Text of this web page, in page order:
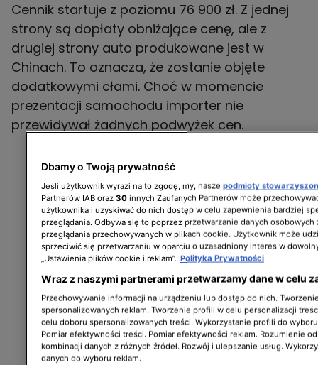
Cennik startuje z poziomu 76 900 zł. Z jednej
strony są dopłaty obniżające cenę, ale z
drugiej strony auto produkowane jest w
Chinach. To oznacza, że zostanie objęte
dodatkowymi cłami. Choć w momencie
prezentacji samochodu importer nie
przewidywał żadnych podwyżek cen.
Dbamy o Twoją prywatność
Jeśli użytkownik wyrazi na to zgodę, my, nasze podmioty
Partnerów IAB oraz 30 innych Zaufanych Partnerów może
użytkownika i uzyskiwać do nich dostęp w celu zapewnienia bardziej
przeglądania. Odbywa się to poprzez przetwarzanie danych osobowych
przeglądania przechowywanych w plikach cookie. Użytkownik może
sprzeciwić się przetwarzaniu w oparciu o uzasadniony interes w
„Ustawienia plików cookie i reklam”. Polityka Prywatności
Wraz z naszymi partnerami przetwarzamy dane w celu
Przechowywanie informacji na urządzeniu lub dostęp do nich.
spersonalizowanych reklam. Tworzenie profili w celu personalizacji
celu doboru spersonalizowanych treści. Wykorzystanie profili do
Pomiar efektywności treści. Pomiar efektywności reklam. Rozumienie
kombinacji danych z różnych źródeł. Rozwój i ulepszanie usług.
danych do wyboru reklam.